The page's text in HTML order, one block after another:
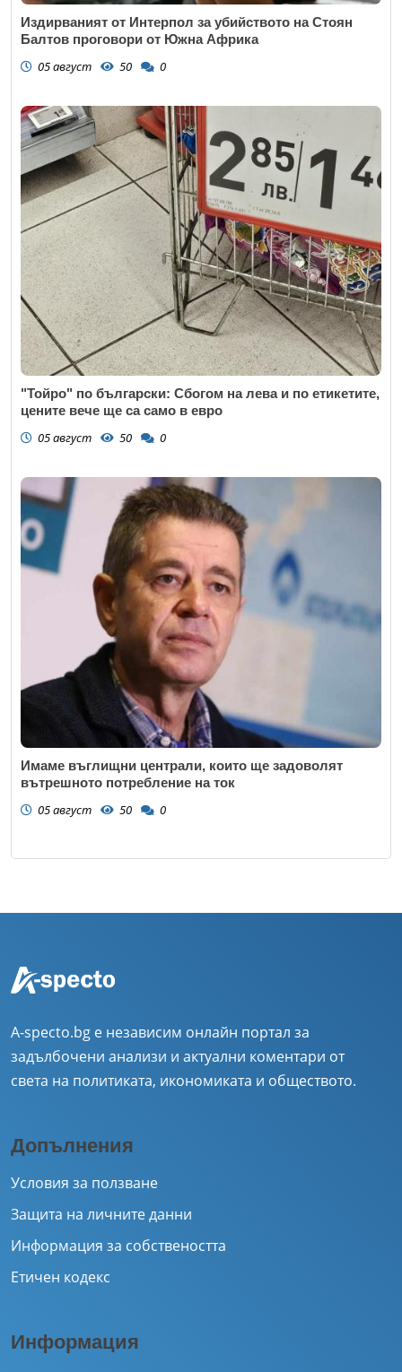
Издирваният от Интерпол за убийството на Стоян
Балтов проговори от Южна Африка
05 август 50 0
"Тойро" по български: Сбогом на лева и по етикетите,
цените вече ще са само в евро
05 август 50 0
Имаме въглищни централи, които ще задоволят
вътрешното потребление на ток
05 август 50 0
A-specto.bg е независим онлайн портал за
задълбочени анализи и актуални коментари от
света на политиката, икономиката и обществото.
Допълнения
Условия за ползване
Защита на личните данни
Информация за собствеността
Етичен кодекс
Информация